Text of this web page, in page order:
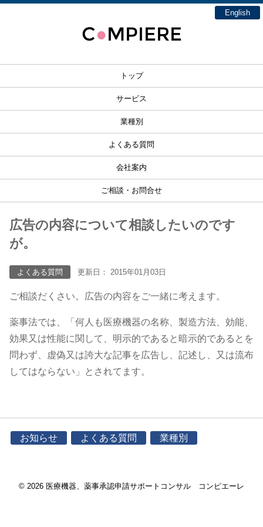
C●MPIERE
トップ
サービス
業種別
よくある質問
会社案内
ご相談・お問合せ
広告の内容について相談したいのです
が。
よくある質問 更新日： 2015年01月03日
ご相談だくさい。広告の内容をご一緒に考えます。
薬事法では、「何人も医療機器の名称、製造方法、効能、
効果又は性能に関して、明示的であると暗示的であるとを
問わず、虚偽又は誇大な記事を広告し、記述し、又は流布
してはならない」とされてます。
お知らせ よくある質問 業種別
© 2026 医療機器、薬事承認申請サポートコンサル コンピエーレ
English